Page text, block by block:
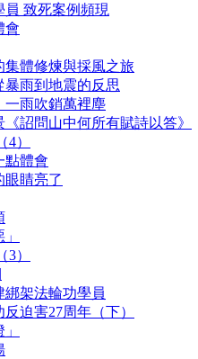
致死案例頻現
會
體修煉與採風之旅
暴雨到地震的反思
一雨吹銷萬裡塵
詔問山中何所有賦詩以答》
）
點體會
眼睛亮了
）
綁架法輪功學員
迫害27周年（下）